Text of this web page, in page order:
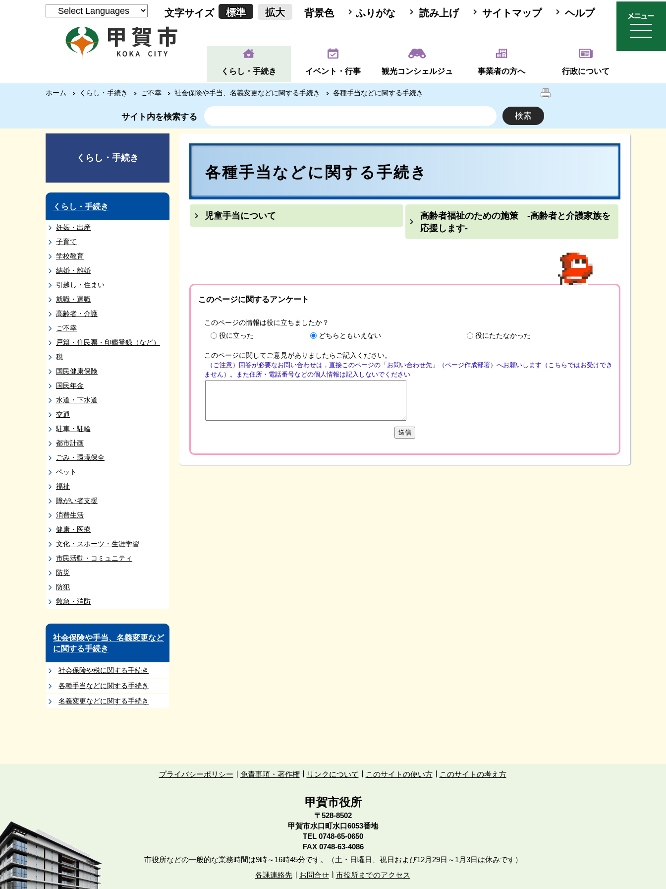
文字サイズ 標準 拡大 背景色 ふりがな 読み上げ サイトマップ ヘルプ
くらし・手続き イベント・行事 観光コンシェルジュ 事業者の方へ 行政について
ホーム くらし・手続き ご不幸 社会保険や手当、名義変更などに関する手続き 各種手当などに関する手続き
サイト内を検索する
くらし・手続き
くらし・手続き
妊娠・出産
子育て
学校教育
結婚・離婚
引越し・住まい
就職・退職
高齢者・介護
ご不幸
戸籍・住民票・印鑑登録（など）
税
国民健康保険
国民年金
水道・下水道
交通
駐車・駐輪
都市計画
ごみ・環境保全
ペット
福祉
障がい者支援
消費生活
健康・医療
文化・スポーツ・生涯学習
市民活動・コミュニティ
防災
防犯
救急・消防
社会保険や手当、名義変更など
に関する手続き
社会保険や税に関する手続き
各種手当などに関する手続き
名義変更などに関する手続き
各種手当などに関する手続き
児童手当について
高齢者福祉のための施策 -高齢者と介護家族を
応援します-
このページに関するアンケート
このページの情報は役に立ちましたか？
役に立った
どちらともいえない 役にたたなかった
このページに関してご意見がありましたらご記入ください。
（ご注意）回答が必要なお問い合わせは，直接このページの「お問い合わせ先」（ページ作成部署）へお願いします（こちらではお受けでき
ません）。また住所・電話番号などの個人情報は記入しないでください
プライバシーポリシー 免責事項・著作権 リンクについて このサイトの使い方 このサイトの考え方
甲賀市役所
〒528-8502
甲賀市水口町水口6053番地
TEL 0748-65-0650
FAX 0748-63-4086
市役所などの一般的な業務時間は9時～16時45分です。（土・日曜日、祝日および12月29日～1月3日は休みです）
各課連絡先
お問合せ 市役所までのアクセス